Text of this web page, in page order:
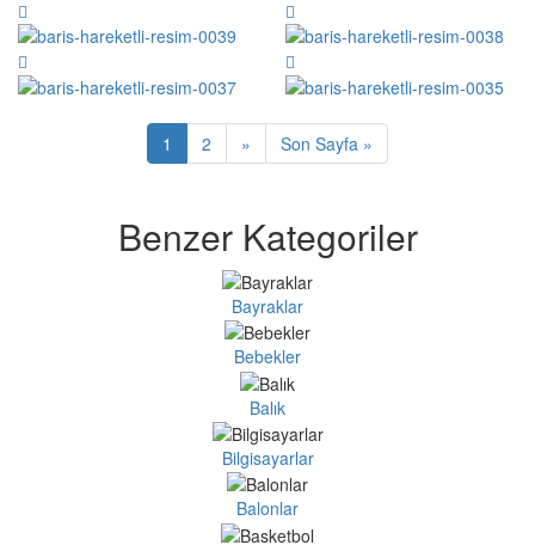
1 2 » Son Sayfa »
Benzer Kategoriler
Bayraklar
Bebekler
Balık
Bilgisayarlar
Balonlar